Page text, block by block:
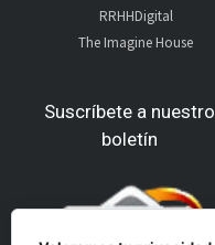
RRHHDigital
The Imagine House
Suscríbete a nuestro
boletín